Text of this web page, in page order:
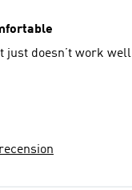
just doesn’t work well